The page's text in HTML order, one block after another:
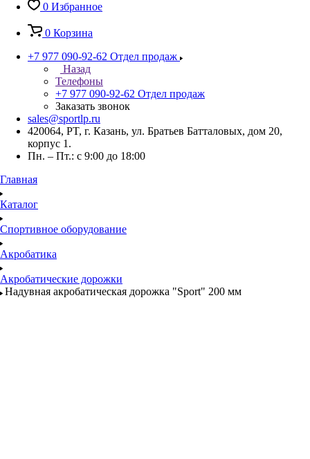
0 Избранное
0 Корзина
+7 977 090-92-62 Отдел продаж
Назад
Телефоны
+7 977 090-92-62 Отдел продаж
Заказать звонок
sales@sportlp.ru
420064, PT, г. Казань, ул. Братьев Батталовых, дом 20,
корпус 1.
Пн. – Пт.: с 9:00 до 18:00
Главная
Каталог
Спортивное оборудование
Акробатика
Акробатические дорожки
Надувная акробатическая дорожка "Sport" 200 мм